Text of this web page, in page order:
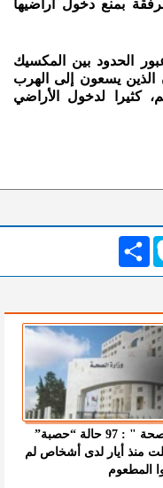
بمنع دخول أراضيها
عبور الحدود بين المكسيك
الذين يسعون إلى الهرب
كثيرا لدخول الأراضي
انشر
" الصحة " : 97 حالة “حصبة”
منذ أيار لدى أشخاص لم
المطعوم